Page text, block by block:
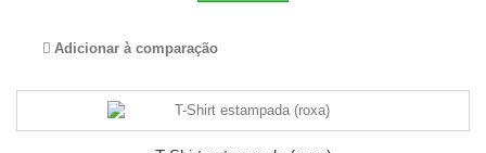
Adicionar à comparação